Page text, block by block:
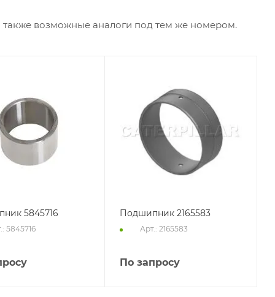
также возможные аналоги под тем же номером.
5845716
5845716
Подшипник 2165583
Арт.: 2165583
По запросу